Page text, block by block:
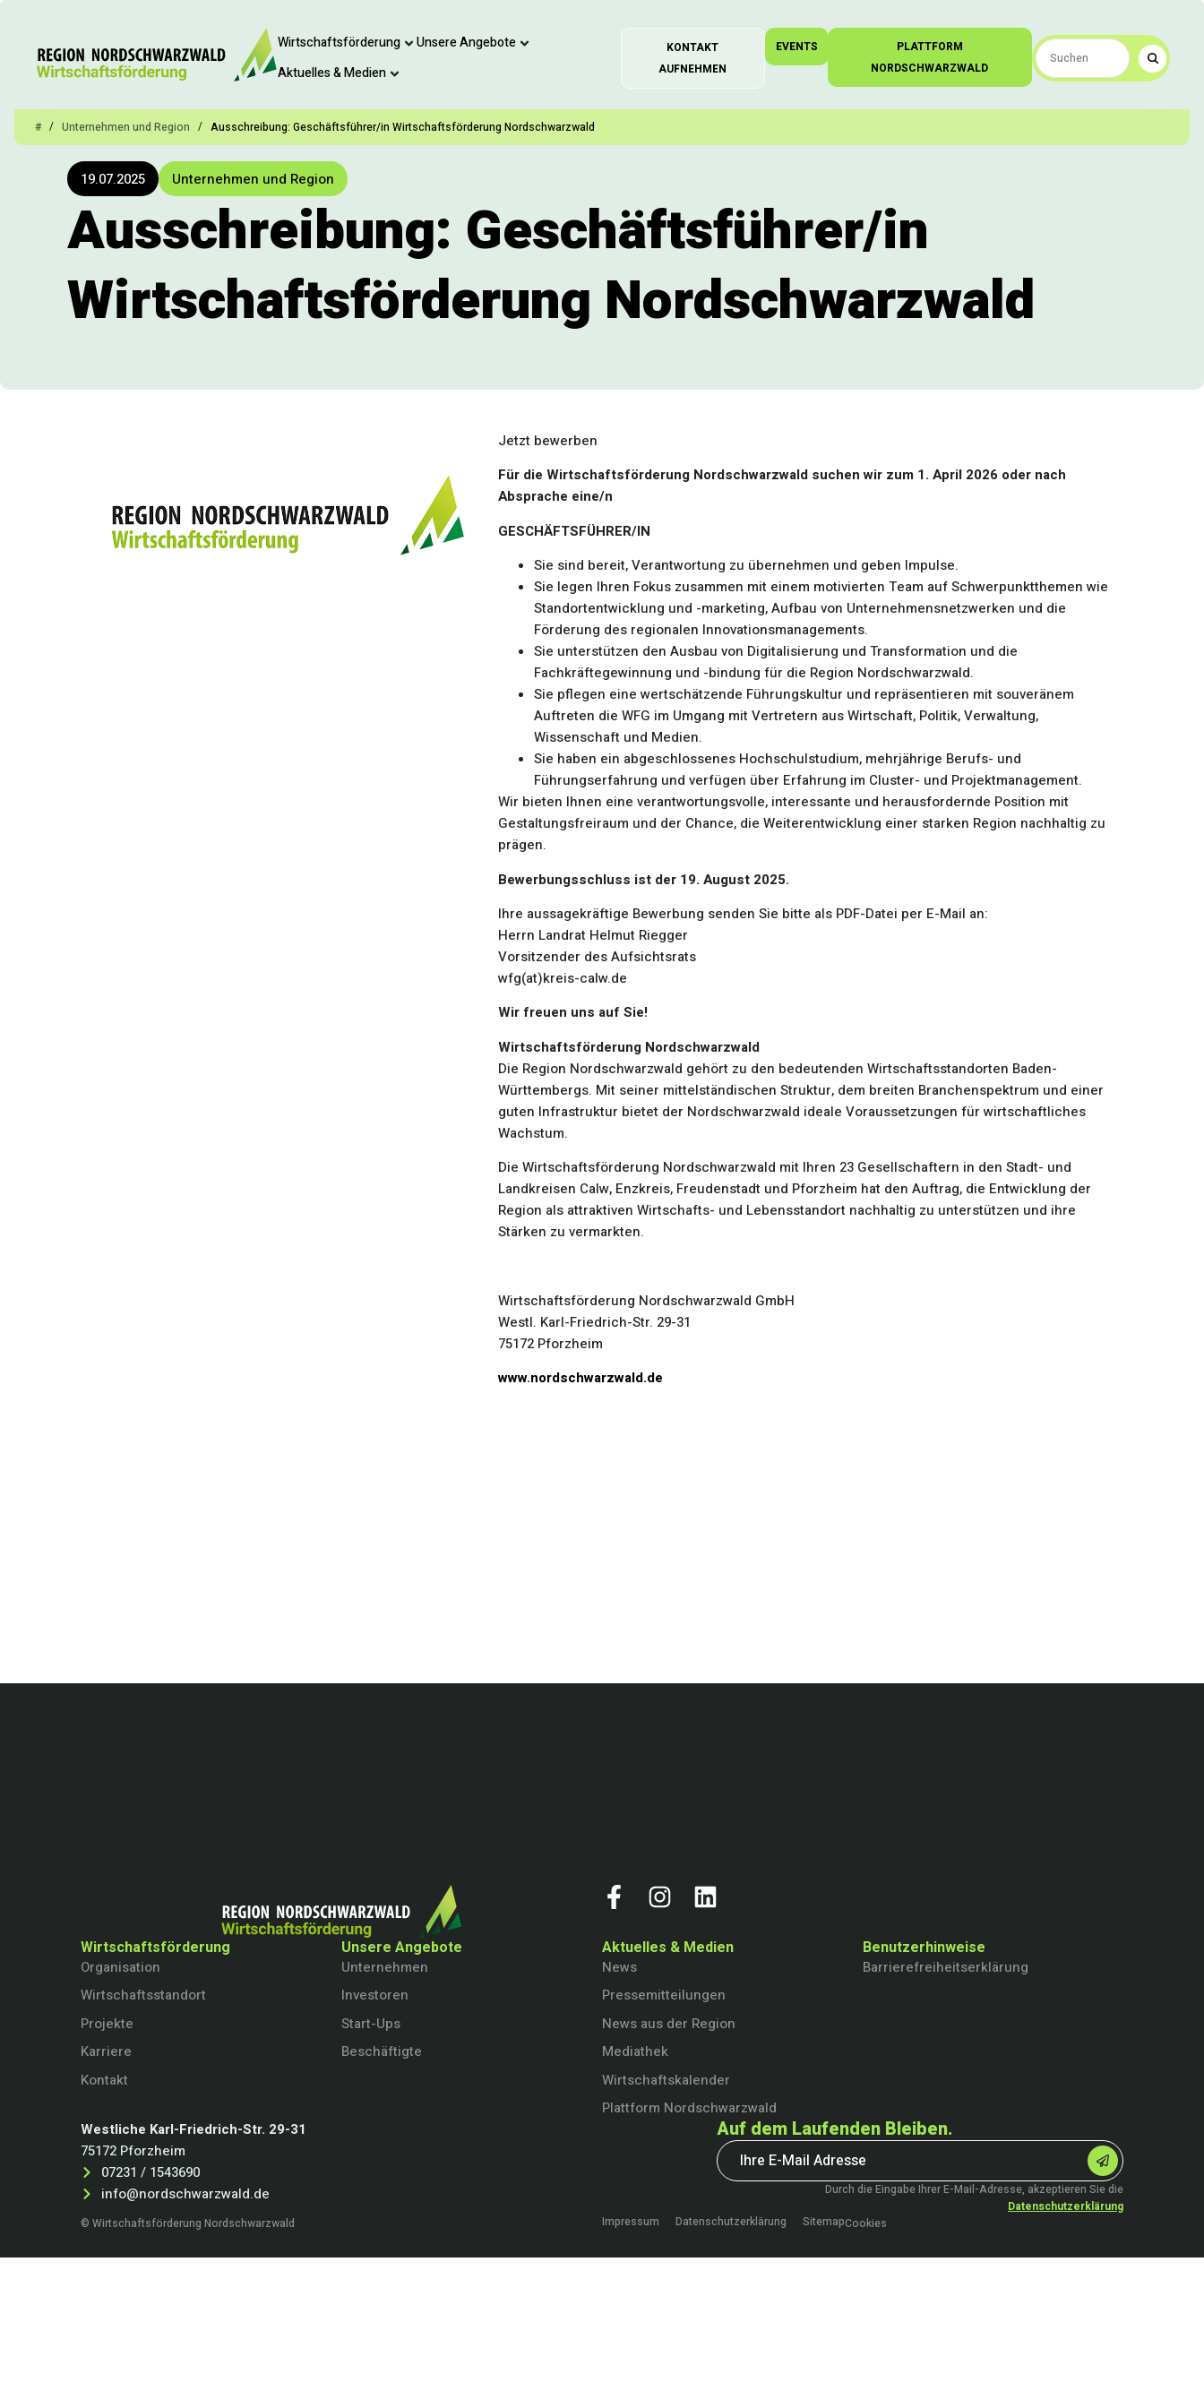
Wirtschaftsförderung
Unsere Angebote
Aktuelles & Medien
KONTAKT
AUFNEHMEN
EVENTS
PLATTFORM
NORDSCHWARZWALD
# / Unternehmen und Region / Ausschreibung: Geschäftsführer/in Wirtschaftsförderung Nordschwarzwald
19.07.2025 Unternehmen und Region
Ausschreibung: Geschäftsführer/in
Wirtschaftsförderung Nordschwarzwald
Jetzt bewerben
Für die Wirtschaftsförderung Nordschwarzwald suchen wir zum 1. April 2026 oder nach
Absprache eine/n
GESCHÄFTSFÜHRER/IN
Sie sind bereit, Verantwortung zu übernehmen und geben Impulse.
Sie legen Ihren Fokus zusammen mit einem motivierten Team auf Schwerpunktthemen wie
Standortentwicklung und -marketing, Aufbau von Unternehmensnetzwerken und die
Förderung des regionalen Innovationsmanagements.
Sie unterstützen den Ausbau von Digitalisierung und Transformation und die
Fachkräftegewinnung und -bindung für die Region Nordschwarzwald.
Sie pflegen eine wertschätzende Führungskultur und repräsentieren mit souveränem
Auftreten die WFG im Umgang mit Vertretern aus Wirtschaft, Politik, Verwaltung,
Wissenschaft und Medien.
Sie haben ein abgeschlossenes Hochschulstudium, mehrjährige Berufs- und
Führungserfahrung und verfügen über Erfahrung im Cluster- und Projektmanagement.
Wir bieten Ihnen eine verantwortungsvolle, interessante und herausfordernde Position mit
Gestaltungsfreiraum und der Chance, die Weiterentwicklung einer starken Region nachhaltig zu
prägen.
Bewerbungsschluss ist der 19. August 2025.
Ihre aussagekräftige Bewerbung senden Sie bitte als PDF-Datei per E-Mail an:
Herrn Landrat Helmut Riegger
Vorsitzender des Aufsichtsrats
wfg(at)kreis-calw.de
Wir freuen uns auf Sie!
Wirtschaftsförderung Nordschwarzwald
Die Region Nordschwarzwald gehört zu den bedeutenden Wirtschaftsstandorten Baden-
Württembergs. Mit seiner mittelständischen Struktur, dem breiten Branchenspektrum und einer
guten Infrastruktur bietet der Nordschwarzwald ideale Voraussetzungen für wirtschaftliches
Wachstum.
Die Wirtschaftsförderung Nordschwarzwald mit Ihren 23 Gesellschaftern in den Stadt- und
Landkreisen Calw, Enzkreis, Freudenstadt und Pforzheim hat den Auftrag, die Entwicklung der
Region als attraktiven Wirtschafts- und Lebensstandort nachhaltig zu unterstützen und ihre
Stärken zu vermarkten.
Wirtschaftsförderung Nordschwarzwald GmbH
Westl. Karl-Friedrich-Str. 29-31
75172 Pforzheim
www.nordschwarzwald.de
Wirtschaftsförderung
Organisation
Wirtschaftsstandort
Projekte
Karriere
Kontakt
Unsere Angebote
Unternehmen
Investoren
Start-Ups
Beschäftigte
Aktuelles & Medien
News
Pressemitteilungen
News aus der Region
Mediathek
Wirtschaftskalender
Plattform Nordschwarzwald
Benutzerhinweise
Barrierefreiheitserklärung
Westliche Karl-Friedrich-Str. 29-31
75172 Pforzheim
07231 / 1543690
info@nordschwarzwald.de
Auf dem Laufenden Bleiben.
Durch die Eingabe Ihrer E-Mail-Adresse, akzeptieren Sie die
Datenschutzerklärung
© Wirtschaftsförderung Nordschwarzwald
Impressum Datenschutzerklärung SitemapCookies